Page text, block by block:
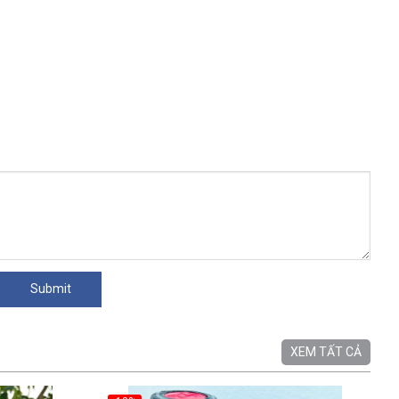
XEM TẤT CẢ